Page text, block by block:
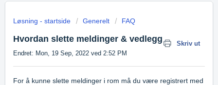
Løsning - startside Generelt FAQ
Hvordan slette meldinger & vedlegg
Skriv ut
Endret: Mon, 19 Sep, 2022 ved 2:52 PM
For å kunne slette meldinger i rom må du være registrert med